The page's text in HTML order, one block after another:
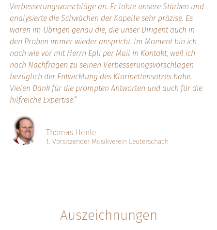
Verbesserungsvorschläge an. Er lobte unsere Stärken und
analysierte die Schwächen der Kapelle sehr präzise. Es
waren im Übrigen genau die, die unser Dirigent auch in
den Proben immer wieder anspricht. Im Moment bin ich
nach wie vor mit Herrn Epli per Mail in Kontakt, weil ich
noch Nachfragen zu seinen Verbesserungsvorschlägen
bezüglich der Entwicklung des Klarinettensatzes habe.
Vielen Dank für die prompten Antworten und auch für die
hilfreiche Expertise.“
Thomas Henle
1. Vorsitzender Musikverein Leuterschach
Auszeichnungen